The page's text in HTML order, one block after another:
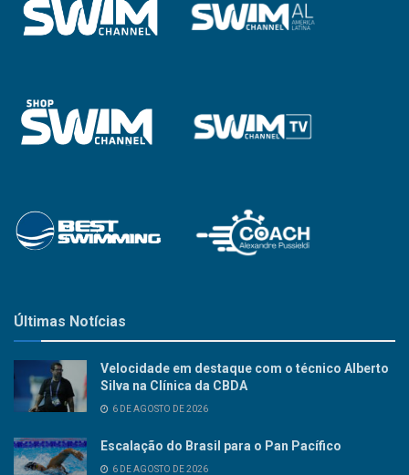
Últimas Notícias
Velocidade em destaque com o técnico Alberto
Silva na Clínica da CBDA
6 DE AGOSTO DE 2026
Escalação do Brasil para o Pan Pacífico
6 DE AGOSTO DE 2026